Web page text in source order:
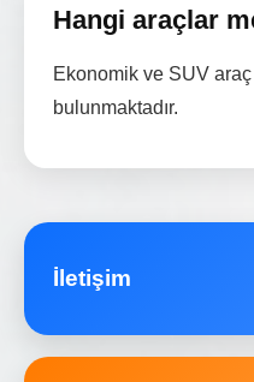
Hangi araçlar
Ekonomik ve SUV
bulunmaktadır.
İletişim